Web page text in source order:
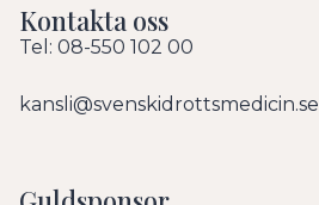
Kontakta oss
Tel: 08-550 102 00
kansli@svenskidrottsmedicin.se